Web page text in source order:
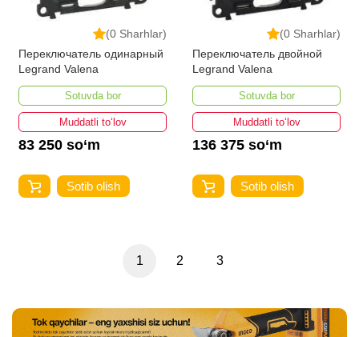
(0 Sharhlar)
Переключатель одинарный
Legrand Valena
Sotuvda bor
Muddatli to‘lov
83 250 so‘m
Sotib olish
(0 Sharhlar)
Переключатель двойной
Legrand Valena
Sotuvda bor
Muddatli to‘lov
136 375 so‘m
Sotib olish
1 2 3